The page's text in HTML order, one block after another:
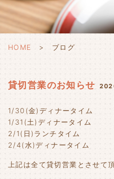
HOME ブログ
貸切営業のお知らせ
1/30(金)ディナータイム
1/31(土)ディナータイム
2/1(日)ランチタイム
2/4(水)ディナータイム
上記は全て貸切営業とさせて